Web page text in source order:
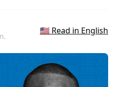
🇺🇸 Read in English